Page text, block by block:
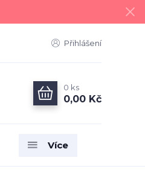
Přihlášení
0 ks
0,00 Kč
Více